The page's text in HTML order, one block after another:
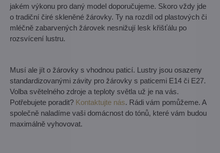
jakém výkonu pro daný model doporučujeme. Skoro vždy jde
o tradiční čiré skleněné žárovky. Ty na rozdíl od plastových či
mléčně zabarvených žárovek nesnižují lesk křišťálu po
rozsvícení lustru.
Musí ale jít o žárovky s vhodnou paticí. Lustry jsou osazeny
standardizovanými závity pro žárovky s paticemi E14 či E27.
Volba světelného zdroje a teploty světla už je na vás.
Potřebujete poradit? Kontaktujte nás. Rádi vám pomůžeme. A
společně naladíme vaši domácnost do tónů, které vám budou
maximálně vyhovovat.